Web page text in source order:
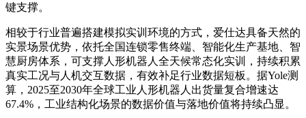
键支撑。
相较于行业普遍搭建模拟实训环境的方式，爱仕达具备天然的
实景场景优势，依托全国连锁零售终端、智能化生产基地、智
慧厨房体系，可支撑人形机器人全天候常态化实训，持续积累
真实工况与人机交互数据，有效补足行业数据短板。据Yole测
算，2025至2030年全球工业人形机器人出货量复合增速达
67.4%，工业结构化场景的数据价值与落地价值将持续凸显。